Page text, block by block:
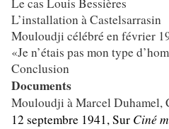
Le cas Louis Bessières
L’installation à Castelsarrasin
Mouloudji célébré en février
«Je n’étais pas mon type
Conclusion
Documents
Mouloudji à Marcel Duhamel,
12 septembre 1941, Sur Ciné